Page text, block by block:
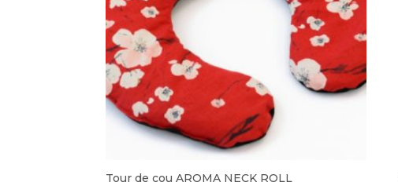
Tour de cou AROMA NECK ROLL